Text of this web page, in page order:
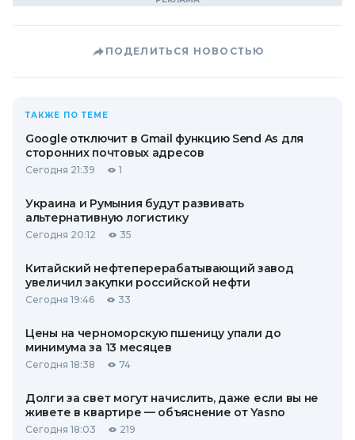
ПОДЕЛИТЬСЯ НОВОСТЬЮ
ТАКЖЕ ПО ТЕМЕ
Google отключит в Gmail функцию Send As для
сторонних почтовых адресов
Сегодня 21:39 1
Украина и Румыния будут развивать
альтернативную логистику
Сегодня 20:12 35
Китайский нефтеперерабатывающий завод
увеличил закупки российской нефти
Сегодня 19:46 33
Цены на черноморскую пшеницу упали до
минимума за 13 месяцев
Сегодня 18:38 74
Долги за свет могут начислить, даже если вы не
живете в квартире — объяснение от Yasno
Сегодня 18:03 219